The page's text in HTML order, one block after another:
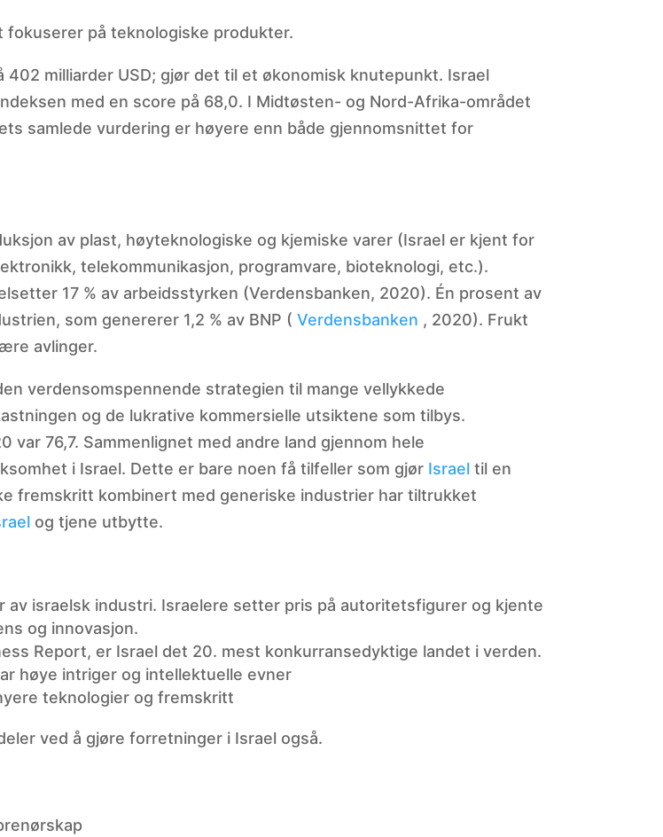
på teknologiske produkter.
402 milliarder USD; gjør det til et økonomisk knutepunkt. Israel
med en score på 68,0. I Midtøsten- og Nord-Afrika-området
samlede vurdering er høyere enn både gjennomsnittet for
av plast, høyteknologiske og kjemiske varer (Israel er kjent for
telekommunikasjon, programvare, bioteknologi, etc.).
17 % av arbeidsstyrken (Verdensbanken, 2020). Én prosent av
som genererer 1,2 % av BNP (Verdensbanken , 2020). Frukt
avlinger.
verdensomspennende strategien til mange vellykkede
og de lukrative kommersielle utsiktene som tilbys.
76,7. Sammenlignet med andre land gjennom hele
i Israel. Dette er bare noen få tilfeller som gjør Israel til en
fremskritt kombinert med generiske industrier har tiltrukket
og tjene utbytte.
av israelsk industri. Israelere setter pris på autoritetsfigurer og kjente
og innovasjon.
Report, er Israel det 20. mest konkurransedyktige landet i verden.
høye intriger og intellektuelle evner
teknologier og fremskritt
ved å gjøre forretninger i Israel også.